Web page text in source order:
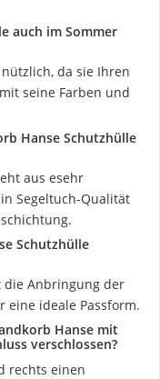
auch im Sommer
da sie Ihren
seine Farben und
Hanse Schutzhülle
aus esehr
Segeltuch-Qualität
Schutzhülle
die Anbringung der
ideale Passform.
Hanse mit
verschlossen?
rechts einen